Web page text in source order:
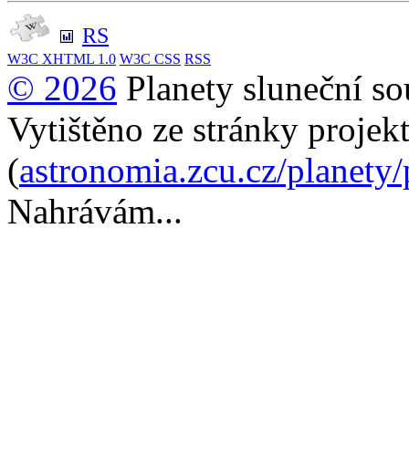
RS
W3C XHTML 1.0 W3C CSS RSS
© 2026 Planety sluneční
Vytištěno ze stránky
(astronomia.zcu.cz/
Nahrávám...